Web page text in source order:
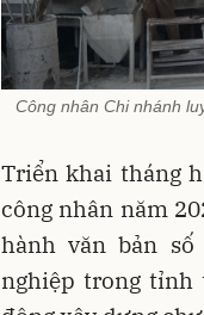
Công nhân Chi nhánh
Triển khai tháng
công nhân năm
hành văn bản số
nghiệp trong tỉnh